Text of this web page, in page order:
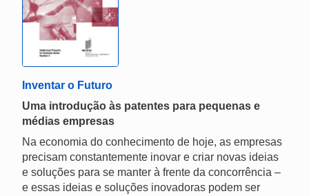
Inventar o Futuro
Uma introdução às patentes para pequenas e
médias empresas
Na economia do conhecimento de hoje, as empresas
precisam constantemente inovar e criar novas ideias
e soluções para se manter à frente da concorrência –
e essas ideias e soluções inovadoras podem ser